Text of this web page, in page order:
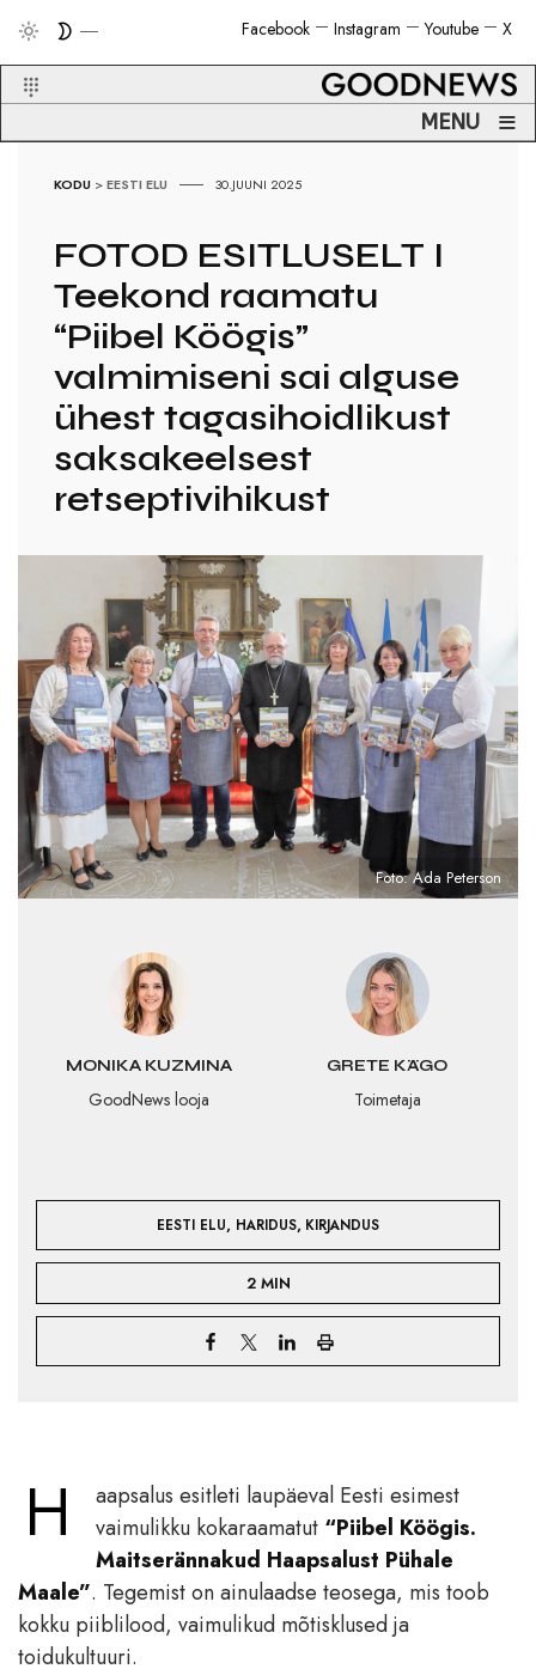
X
Youtube
Instagram
Facebook
MENU ≡
KODU >EESTI ELU 30.JUUNI 2025
FOTOD ESITLUSELT I
Teekond raamatu
“Piibel Köögis”
valmimiseni sai alguse
ühest tagasihoidlikust
saksakeelsest
retseptivihikust
MONIKA KUZMINA
GoodNews looja
GRETE KÄGO
Toimetaja
EESTI ELU, HARIDUS, KIRJANDUS
2 MIN
Foto: Ada Peterson
H
aapsalus esitleti laupäeval Eesti esimest
vaimulikku kokaraamatut “Piibel Köögis.
Maitserännakud Haapsalust Pühale
Maale”. Tegemist on ainulaadse teosega, mis toob
kokku piiblilood, vaimulikud mõtisklused ja
toidukultuuri.